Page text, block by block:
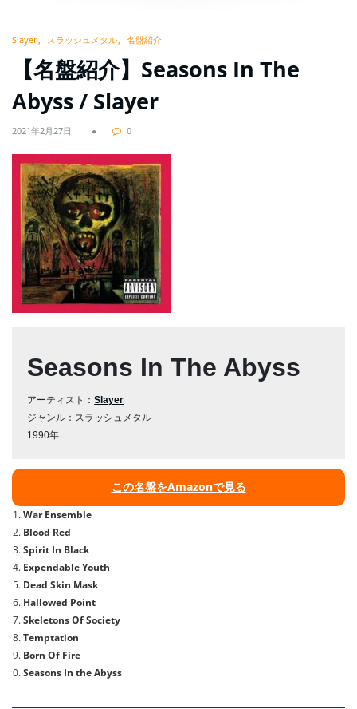
Slayer スラッシュメタル 名盤紹介
【名盤紹介】Seasons In The
Abyss / Slayer
2021年2月27日 0
Seasons In The Abyss
アーティスト：Slayer
ジャンル：スラッシュメタル
1990年
この名盤をAmazonで見る
War Ensemble
Blood Red
Spirit In Black
Expendable Youth
Dead Skin Mask
Hallowed Point
Skeletons Of Society
Temptation
Born Of Fire
Seasons In the Abyss